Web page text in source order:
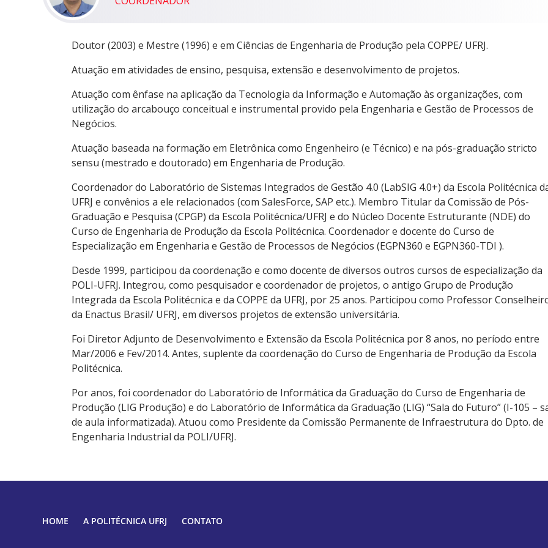
Doutor (2003) e Mestre (1996) e em Ciências de Engenharia de Produção pela COPPE/ UFRJ.
Atuação em atividades de ensino, pesquisa, extensão e desenvolvimento de projetos.
Atuação com ênfase na aplicação da Tecnologia da Informação e Automação às organizações, com
utilização do arcabouço conceitual e instrumental provido pela Engenharia e Gestão de Processos de
Negócios.
Atuação baseada na formação em Eletrônica como Engenheiro (e Técnico) e na pós-graduação stricto
sensu (mestrado e doutorado) em Engenharia de Produção.
Coordenador do Laboratório de Sistemas Integrados de Gestão 4.0 (LabSIG 4.0+) da Escola Politécnica
UFRJ e convênios a ele relacionados (com SalesForce, SAP etc.). Membro Titular da Comissão de Pós-
Graduação e Pesquisa (CPGP) da Escola Politécnica/UFRJ e do Núcleo Docente Estruturante (NDE) do
Curso de Engenharia de Produção da Escola Politécnica. Coordenador e docente do Curso de
Especialização em Engenharia e Gestão de Processos de Negócios (EGPN360 e EGPN360-TDI ).
Desde 1999, participou da coordenação e como docente de diversos outros cursos de especialização da
POLI-UFRJ. Integrou, como pesquisador e coordenador de projetos, o antigo Grupo de Produção
Integrada da Escola Politécnica e da COPPE da UFRJ, por 25 anos. Participou como Professor
da Enactus Brasil/ UFRJ, em diversos projetos de extensão universitária.
Foi Diretor Adjunto de Desenvolvimento e Extensão da Escola Politécnica por 8 anos, no período entre
Mar/2006 e Fev/2014. Antes, suplente da coordenação do Curso de Engenharia de Produção da Escola
Politécnica.
Por anos, foi coordenador do Laboratório de Informática da Graduação do Curso de Engenharia de
Produção (LIG Produção) e do Laboratório de Informática da Graduação (LIG) “Sala do Futuro” (I-105 –
de aula informatizada). Atuou como Presidente da Comissão Permanente de Infraestrutura do Dpto. de
Engenharia Industrial da POLI/UFRJ.
HOME A POLITÉCNICA UFRJ CONTATO